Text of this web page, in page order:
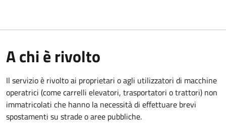
A chi è rivolto
Il servizio è rivolto ai proprietari o agli utilizzatori di macchine
operatrici (come carrelli elevatori, trasportatori o trattori) non
immatricolati che hanno la necessità di effettuare brevi
spostamenti su strade o aree pubbliche.